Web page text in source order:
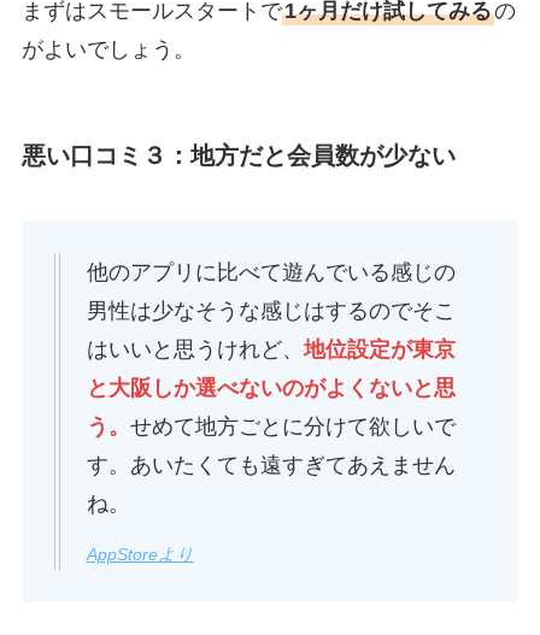
まずはスモールスタートで1ヶ月だけ試してみるの
がよいでしょう。
悪い口コミ３：地方だと会員数が少ない
他のアプリに比べて遊んでいる感じの
男性は少なそうな感じはするのでそこ
はいいと思うけれど、 地位設定が東京
と大阪しか選べないのがよくないと思
う。 せめて地方ごとに分けて欲しいで
す。あいたくても遠すぎてあえません
ね。
AppStoreより